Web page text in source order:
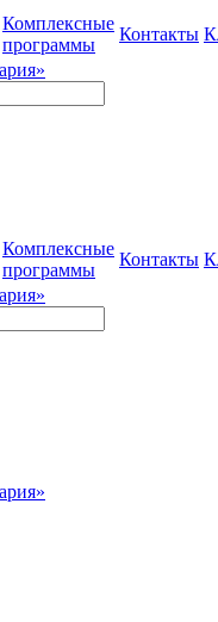
Комплексные
программы
Контакты
Комплексные
программы
Контакты